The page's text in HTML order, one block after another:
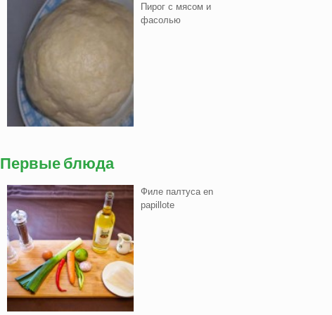
Пирог с мясом и
фасолью
Первые блюда
Филе палтуса en
papillote